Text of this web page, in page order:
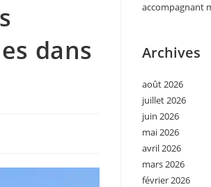
dans
accompagnant
Archives
août 2026
juillet 2026
juin 2026
mai 2026
avril 2026
mars 2026
février 2026